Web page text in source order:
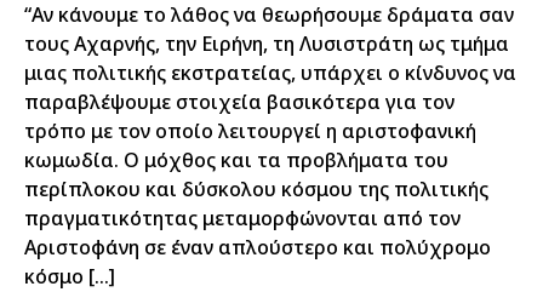
“Αν κάνουμε το λάθος να θεωρήσουμε δράματα σαν
τους Αχαρνής, την Ειρήνη, τη Λυσιστράτη ως τμήμα
μιας πολιτικής εκστρατείας, υπάρχει ο κίνδυνος να
παραβλέψουμε στοιχεία βασικότερα για τον
τρόπο με τον οποίο λειτουργεί η αριστοφανική
κωμωδία. Ο μόχθος και τα προβλήματα του
περίπλοκου και δύσκολου κόσμου της πολιτικής
πραγματικότητας μεταμορφώνονται από τον
Αριστοφάνη σε έναν απλούστερο και πολύχρομο
κόσμο […]